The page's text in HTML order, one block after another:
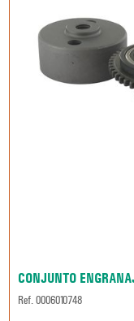
CONJUNTO
Ref. 0006010748